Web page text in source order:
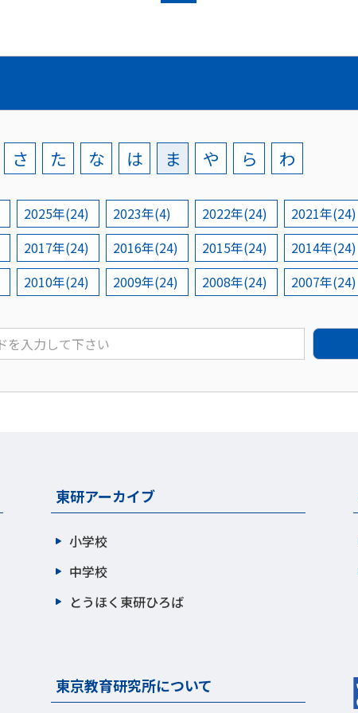
さ た な は ま や ら わ
2025年(24) 2023年(4) 2022年(24) 2021年(24)
2017年(24) 2016年(24) 2015年(24) 2014年(24)
2010年(24) 2009年(24) 2008年(24) 2007年(24)
東研アーカイブ
小学校
中学校
とうほく東研ひろば
東京教育研究所について